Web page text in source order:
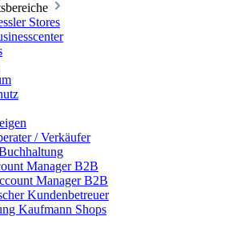
Stores
/ Verkäufer
Manager B2B
Manager B2B
Kundenbetreuer
Kaufmann Shops